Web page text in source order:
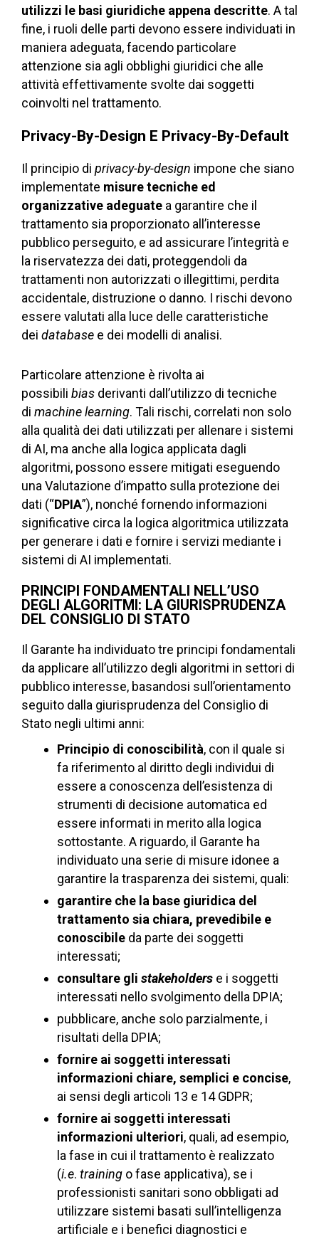
utilizzi le basi giuridiche appena descritte. A tal
fine, i ruoli delle parti devono essere individuati in
maniera adeguata, facendo particolare
attenzione sia agli obblighi giuridici che alle
attività effettivamente svolte dai soggetti
coinvolti nel trattamento.
Privacy-By-Design E Privacy-By-Default
Il principio di privacy-by-design impone che siano
implementate misure tecniche ed
organizzative adeguate a garantire che il
trattamento sia proporzionato all’interesse
pubblico perseguito, e ad assicurare l’integrità e
la riservatezza dei dati, proteggendoli da
trattamenti non autorizzati o illegittimi, perdita
accidentale, distruzione o danno. I rischi devono
essere valutati alla luce delle caratteristiche
dei database e dei modelli di analisi.
Particolare attenzione è rivolta ai
possibili bias derivanti dall’utilizzo di tecniche
di machine learning. Tali rischi, correlati non solo
alla qualità dei dati utilizzati per allenare i sistemi
di AI, ma anche alla logica applicata dagli
algoritmi, possono essere mitigati eseguendo
una Valutazione d’impatto sulla protezione dei
dati (“DPIA”), nonché fornendo informazioni
significative circa la logica algoritmica utilizzata
per generare i dati e fornire i servizi mediante i
sistemi di AI implementati.
PRINCIPI FONDAMENTALI NELL’USO
DEGLI ALGORITMI: LA GIURISPRUDENZA
DEL CONSIGLIO DI STATO
Il Garante ha individuato tre principi fondamentali
da applicare all’utilizzo degli algoritmi in settori di
pubblico interesse, basandosi sull’orientamento
seguito dalla giurisprudenza del Consiglio di
Stato negli ultimi anni:
Principio di conoscibilità, con il quale si
fa riferimento al diritto degli individui di
essere a conoscenza dell’esistenza di
strumenti di decisione automatica ed
essere informati in merito alla logica
sottostante. A riguardo, il Garante ha
individuato una serie di misure idonee a
garantire la trasparenza dei sistemi, quali:
garantire che la base giuridica del
trattamento sia chiara, prevedibile e
conoscibile da parte dei soggetti
interessati;
consultare gli stakeholders e i soggetti
interessati nello svolgimento della DPIA;
pubblicare, anche solo parzialmente, i
risultati della DPIA;
fornire ai soggetti interessati
informazioni chiare, semplici e concise,
ai sensi degli articoli 13 e 14 GDPR;
fornire ai soggetti interessati
informazioni ulteriori, quali, ad esempio,
la fase in cui il trattamento è realizzato
(i.e. training o fase applicativa), se i
professionisti sanitari sono obbligati ad
utilizzare sistemi basati sull’intelligenza
artificiale e i benefici diagnostici e